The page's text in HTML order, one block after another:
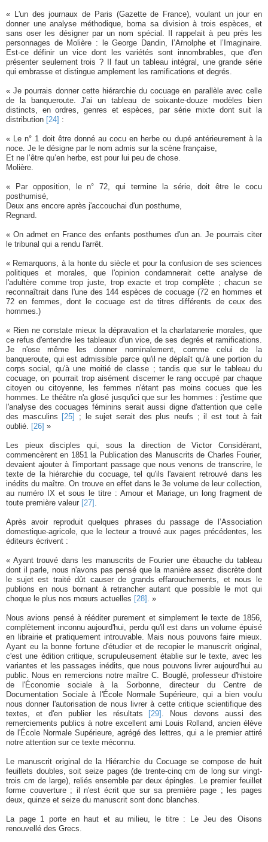
« L'un des journaux de Paris (Gazette de France), voulant un jour en
donner une analyse méthodique, borna sa division à trois espèces, et
sans oser les désigner par un nom spécial. Il rappelait à peu près les
personnages de Molière : le George Dandin, l’Arnolphe et l’Imaginaire.
Est-ce définir un vice dont les variétés sont innombrables, que d'en
présenter seulement trois ? Il faut un tableau intégral, une grande série
qui embrasse et distingue amplement les ramifications et degrés.
« Je pourrais donner cette hiérarchie du cocuage en parallèle avec celle
de la banqueroute. J'ai un tableau de soixante-douze modèles bien
distincts, en ordres, genres et espèces, par série mixte dont suit la
distribution [24] :
« Le n° 1 doit être donné au cocu en herbe ou dupé antérieurement à la
noce. Je le désigne par le nom admis sur la scène française,
Et ne l’être qu’en herbe, est pour lui peu de chose.
Molière.
« Par opposition, le n° 72, qui termine la série, doit être le cocu
posthumisé,
Deux ans encore après j'accouchai d'un posthume,
Regnard.
« On admet en France des enfants posthumes d'un an. Je pourrais citer
le tribunal qui a rendu l'arrêt.
« Remarquons, à la honte du siècle et pour la confusion de ses sciences
politiques et morales, que l'opinion condamnerait cette analyse de
l'adultère comme trop juste, trop exacte et trop complète ; chacun se
reconnaîtrait dans l'une des 144 espèces de cocuage (72 en hommes et
72 en femmes, dont le cocuage est de titres différents de ceux des
hommes.)
« Rien ne constate mieux la dépravation et la charlatanerie morales, que
ce refus d'entendre les tableaux d'un vice, de ses degrés et ramifications.
Je n'ose même les donner nominalement, comme celui de la
banqueroute, qui est admissible parce qu'il ne déplaît qu'à une portion du
corps social, qu'à une moitié de classe ; tandis que sur le tableau du
cocuage, on pourrait trop aisément discerner le rang occupé par chaque
citoyen ou citoyenne, les femmes n'étant pas moins cocues que les
hommes. Le théâtre n'a glosé jusqu'ici que sur les hommes : j'estime que
l'analyse des cocuages féminins serait aussi digne d'attention que celle
des masculins
[25]
; le sujet serait des plus neufs ; il est tout à fait
oublié.
[26] »
Les pieux disciples qui, sous la direction de Victor Considérant,
commencèrent en 1851 la Publication des Manuscrits de Charles Fourier,
devaient ajouter à l'important passage que nous venons de transcrire, le
texte de la hiérarchie du cocuage, tel qu'ils l'avaient retrouvé dans les
inédits du maître. On trouve en effet dans le 3e volume de leur collection,
au numéro IX et sous le titre : Amour et Mariage, un long fragment de
toute première valeur [27] .
Après avoir reproduit quelques phrases du passage de l’Association
domestique-agricole, que le lecteur a trouvé aux pages précédentes, les
éditeurs écrivent :
« Ayant trouvé dans les manuscrits de Fourier une ébauche du tableau
dont il parle, nous n'avons pas pensé que la manière assez discrète dont
le sujet est traité dût causer de grands effarouchements, et nous le
publions en nous bornant à retrancher autant que possible le mot qui
choque le plus nos mœurs actuelles
[28] . »
Nous avions pensé à rééditer purement et simplement le texte de 1856,
complètement inconnu aujourd'hui, perdu qu'il est dans un volume épuisé
en librairie et pratiquement introuvable. Mais nous pouvons faire mieux.
Ayant eu la bonne fortune d'étudier et de recopier le manuscrit original,
c'est une édition critique, scrupuleusement établie sur le texte, avec les
variantes et les passages inédits, que nous pouvons livrer aujourd'hui au
public. Nous en remercions notre maître C. Bouglé, professeur d'histoire
de l'Économie sociale à la Sorbonne, directeur du Centre de
Documentation Sociale à l'École Normale Supérieure, qui a bien voulu
nous donner l'autorisation de nous livrer à cette critique scientifique des
textes, et d'en publier les résultats
[29] . Nous devons aussi des
remerciements publics à notre excellent ami Louis Rolland, ancien élève
de l'École Normale Supérieure, agrégé des lettres, qui a le premier attiré
notre attention sur ce texte méconnu.
Le manuscrit original de la Hiérarchie du Cocuage se compose de huit
feuillets doubles, soit seize pages (de trente-cinq cm de long sur vingt-
trois cm de large), reliés ensemble par deux épingles. Le premier feuillet
forme couverture ; il n'est écrit que sur sa première page ; les pages
deux, quinze et seize du manuscrit sont donc blanches.
La page 1 porte en haut et au milieu, le titre : Le Jeu des Oisons
renouvellé des Grecs.